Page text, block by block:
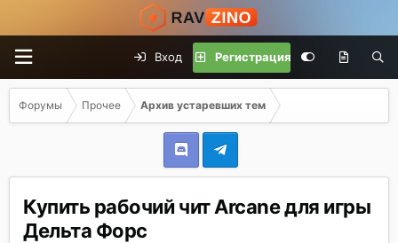
Вход Регистрация
Форумы Прочее Архив устаревших тем
Купить рабочий чит Arcane для игры
Дельта Форс